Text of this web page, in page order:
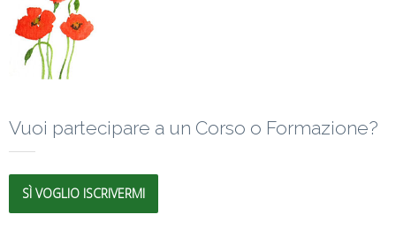
Vuoi partecipare a un Corso o Formazione?
SÌ VOGLIO ISCRIVERMI